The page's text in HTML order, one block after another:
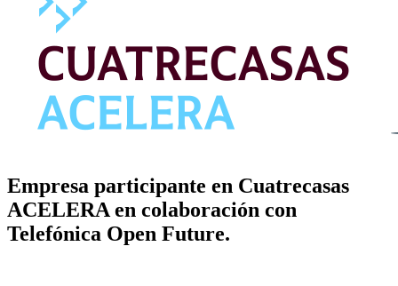
Empresa participante en Cuatrecasas
ACELERA en colaboración con
Telefónica Open Future.